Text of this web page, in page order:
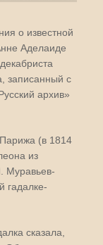
о известной
Аделаиде
записанный с
архив»
(в 1814
из
Муравьев-
гадалке-
сказала,